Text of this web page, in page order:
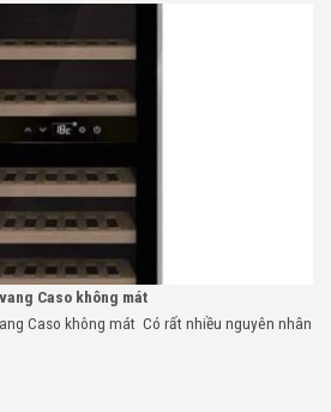
Caso không mát
Caso không mát Có rất nhiều nguyên nhân